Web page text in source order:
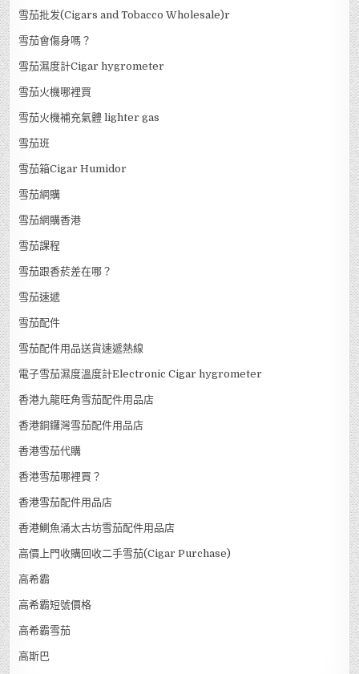
雪茄批发(Cigars and Tobacco Wholesale)r
雪茄會傷身嗎？
雪茄濕度計Cigar hygrometer
雪茄火機哪裡買
雪茄火機補充氣體 lighter gas
雪茄班
雪茄箱Cigar Humidor
雪茄網購
雪茄網購香港
雪茄課程
雪茄跟香菸差在哪？
雪茄速遞
雪茄配件
雪茄配件用品送貨速遞熱線
電子雪茄濕度溫度計Electronic Cigar hygrometer
香港九龍旺角雪茄配件用品店
香港銅鑼灣雪茄配件用品店
香港雪茄代購
香港雪茄哪裡買？
香港雪茄配件用品店
香港鰂魚涌太古坊雪茄配件用品店
高價上門收購回收二手雪茄(Cigar Purchase)
高希霸
高希霸短號價格
高希霸雪茄
高斯巴